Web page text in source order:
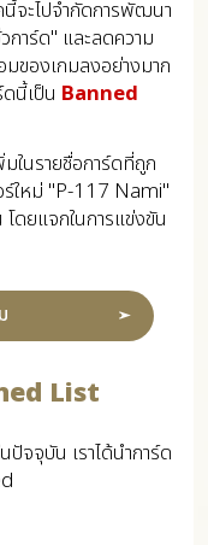
นี้จะไปจำกัดการพัฒนา
การ์ด" และลดความ
ของเกมลงอย่างมาก
นี้เป็น Banned
นรายชื่อการ์ดที่ถูก
ร์ใหม่ "P-117 Nami"
ดยแจกในการแข่งขัน
List
จจุบัน เราได้นำการ์ด